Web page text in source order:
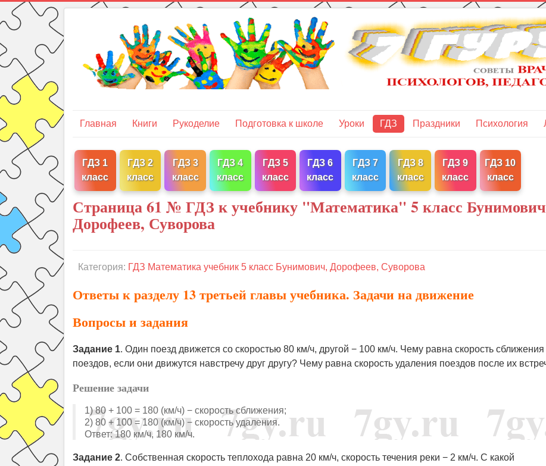
Главная Книги Рукоделие Подготовка к школе Уроки ГДЗ Праздники Психология
ГДЗ 1
класс
ГДЗ 2
класс
ГДЗ 3
класс
ГДЗ 4
класс
ГДЗ 5
класс
ГДЗ 6
класс
ГДЗ 7
класс
ГДЗ 8
класс
ГДЗ 9
класс
ГДЗ 10
класс
Страница 61 № ГДЗ к учебнику "Математика" 5 класс
Дорофеев, Суворова
Категория: ГДЗ Математика учебник 5 класс Бунимович, Дорофеев, Суворова
Ответы к разделу 13 третьей главы учебника. Задачи на движение
Вопросы и задания
Задание 1. Один поезд движется со скоростью 80 км/ч, другой − 100 км/ч. Чему равна скорость сближения
поездов, если они движутся навстречу друг другу? Чему равна скорость удаления поездов после их
Решение задачи
1) 80 + 100 = 180 (км/ч) − скорость сближения;
2) 80 + 100 = 180 (км/ч) − скорость удаления.
Ответ: 180 км/ч, 180 км/ч.
Задание 2. Собственная скорость теплохода равна 20 км/ч, скорость течения реки − 2 км/ч. С какой